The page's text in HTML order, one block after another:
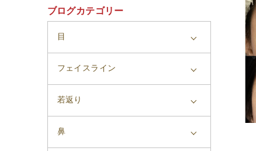
ブログカテゴリー
目
フェイスライン
若返り
鼻